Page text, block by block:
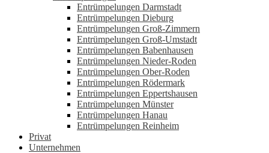
Entrümpelungen Darmstadt
Entrümpelungen Dieburg
Entrümpelungen Groß-Zimmern
Entrümpelungen Groß-Umstadt
Entrümpelungen Babenhausen
Entrümpelungen Nieder-Roden
Entrümpelungen Ober-Roden
Entrümpelungen Rödermark
Entrümpelungen Eppertshausen
Entrümpelungen Münster
Entrümpelungen Hanau
Entrümpelungen Reinheim
Privat
Unternehmen